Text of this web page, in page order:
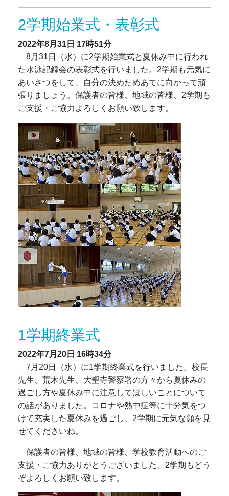
2学期始業式・表彰式
2022年8月31日 17時51分
8月31日（水）に2学期始業式と夏休み中に行われ
た水泳記録会の表彰式を行いました。2学期も元気に
あいさつをして、自分の決めためあてに向かって頑
張りましょう。保護者の皆様、地域の皆様、2学期も
ご支援・ご協力よろしくお願い致します。
1学期終業式
2022年7月20日 16時34分
7月20日（水）に1学期終業式を行いました。校長
先生、荒木先生、大聖寺警察署の方々から夏休みの
過ごし方や夏休み中に注意してほしいことについて
の話がありました。コロナや熱中症等に十分気をつ
けて充実した夏休みを過ごし、2学期に元気な顔を見
せてくださいね。
保護者の皆様、地域の皆様、学校教育活動へのご
支援・ご協力ありがとうございました。2学期もどう
ぞよろしくお願い致します。